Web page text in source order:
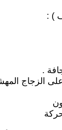
) :
.
على الزجاج